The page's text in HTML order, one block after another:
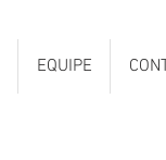
EQUIPE